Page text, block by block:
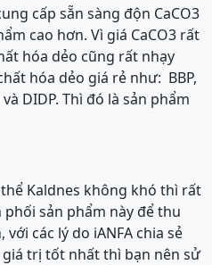
cấp sẵn sàng độn CaCO3
cao hơn. Vì giá CaCO3 rất
hóa dẻo cũng rất nhạy
hóa dẻo giá rẻ như: BBP,
và DIDP. Thì đó là sản phẩm
Kaldnes không khó thì rất
sản phẩm này để thu
các lý do iANFA chia sẻ
trị tốt nhất thì bạn nên sử